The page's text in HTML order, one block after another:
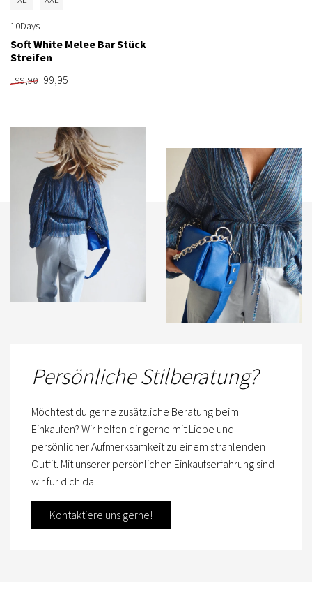
10Days
Soft White Melee Bar Stück
Streifen
199,90 99,95
Persönliche Stilberatung?
Möchtest du gerne zusätzliche Beratung beim
Einkaufen? Wir helfen dir gerne mit Liebe und
persönlicher Aufmerksamkeit zu einem strahlenden
Outfit. Mit unserer persönlichen Einkaufserfahrung sind
wir für dich da.
Kontaktiere uns gerne!